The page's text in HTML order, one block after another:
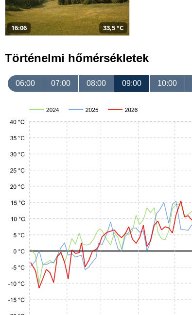
16:06 33,5 °C
Történelmi hőmérsékletek
06:00 07:00 08:00 09:00 10:00